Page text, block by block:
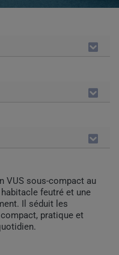
VUS sous-compact au
feutré et une
Il séduit les
pratique et